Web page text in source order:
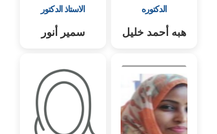
الدكتوره
هبه أحمد خليل
الاستاذ الدكتور
سمير أنور